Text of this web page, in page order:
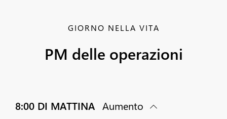
GIORNO NELLA VITA
PM delle operazioni
8:00 DI MATTINA Aumento